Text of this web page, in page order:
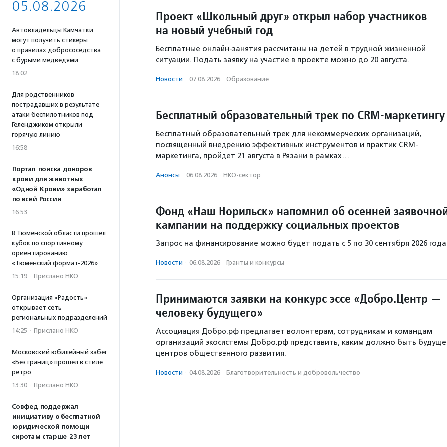
05.08.2026
Автовладельцы Камчатки
могут получить стикеры
о правилах добрососедства
с бурыми медведями
18:02
Для родственников
пострадавших в результате
атаки беспилотников под
Геленджиком открыли
горячую линию
16:58
Портал поиска доноров
крови для животных
«Одной Крови» заработал
по всей России
16:53
В Тюменской области прошел
кубок по спортивному
ориентированию
«Тюменский формат-2026»
15:19 · Прислано НКО
Организация «Радость»
открывает сеть
региональных подразделений
14:25 · Прислано НКО
Московский юбилейный забег
«Без границ» прошел в стиле
ретро
13:30 · Прислано НКО
Совфед поддержал
инициативу о бесплатной
юридической помощи
сиротам старше 23 лет
Проект «Школьный друг» открыл набор участников
на новый учебный год
Бесплатные онлайн-занятия рассчитаны на детей в трудной жизненной
ситуации. Подать заявку на участие в проекте можно до 20 августа.
Новости · 07.08.2026 · Образование
Бесплатный образовательный трек по CRM-маркетингу
Бесплатный образовательный трек для некоммерческих организаций,
посвященный внедрению эффективных инструментов и практик CRM-
маркетинга, пройдет 21 августа в Рязани в рамках…
Анонсы · 06.08.2026 · НКО-сектор
Фонд «Наш Норильск» напомнил об осенней
кампании на поддержку социальных проектов
Запрос на финансирование можно будет подать с 5 по 30 сентября 2026
Новости · 06.08.2026 · Гранты и конкурсы
Принимаются заявки на конкурс эссе «Добро.Центр —
человеку будущего»
Ассоциация Добро.рф предлагает волонтерам, сотрудникам и командам
организаций экосистемы Добро.рф представить, каким должно быть
центров общественного развития.
Новости · 04.08.2026 · Благотвори­тель­ность и доброволь­чест­во